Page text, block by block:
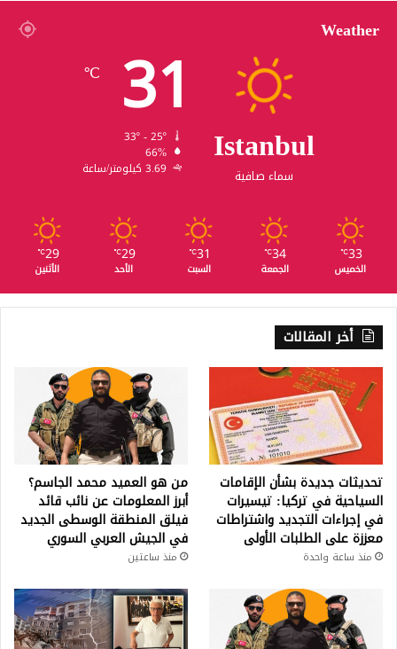
Weather
Istanbul
سماء صافية
31
℃
66%
3.69 كيلومتر/ساعة
33
℃
الخميس
34
℃
الجمعة
31
℃
السبت
29
℃
الأحد
29
℃
الأثنين
أخر المقالات
تحديثات جديدة بشأن الإقامات
السياحية في تركيا: تيسيرات
في إجراءات التجديد واشتراطات
معززة على الطلبات الأولى
منذ ساعة واحدة
من هو العميد محمد الجاسم؟
أبرز المعلومات عن نائب قائد
فيلق المنطقة الوسطى الجديد
في الجيش العربي السوري
منذ ساعتين